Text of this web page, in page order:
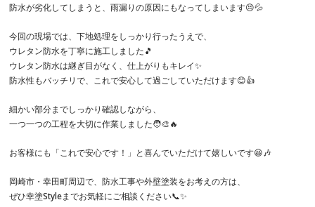
防水が劣化してしまうと、雨漏りの原因にもなってしまいます😣💦
今回の現場では、下地処理をしっかり行ったうえで、
ウレタン防水を丁寧に施工しました🎵
ウレタン防水は継ぎ目がなく、仕上がりもキレイ✨
防水性もバッチリで、これで安心して過ごしていただけます😊👍
細かい部分までしっかり確認しながら、
一つ一つの工程を大切に作業しました🧑‍🎨🔥
お客様にも「これで安心です！」と喜んでいただけて嬉しいです😆🎶
岡崎市・幸田町周辺で、防水工事や外壁塗装をお考えの方は、
ぜひ幸塗Styleまでお気軽にご相談ください📞✨